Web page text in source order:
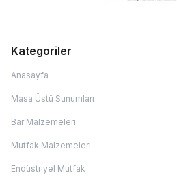
Kategoriler
Anasayfa
Masa Üstü Sunumları
Bar Malzemeleri
Mutfak Malzemeleri
Endüstriyel Mutfak